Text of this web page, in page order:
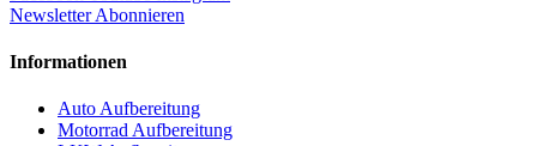
Newsletter Abonnieren
Informationen
Auto Aufbereitung
Motorrad Aufbereitung